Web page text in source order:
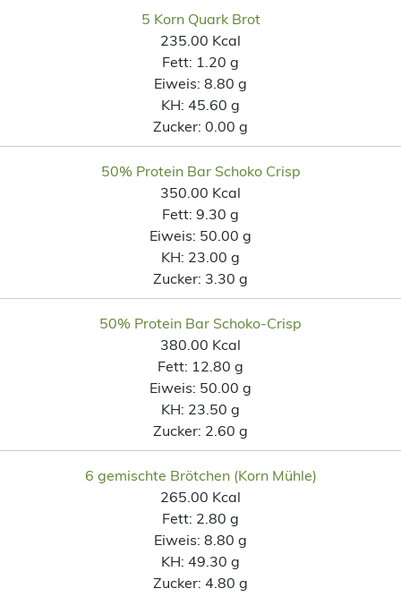
5 Korn Quark Brot
235.00 Kcal
Fett: 1.20 g
Eiweis: 8.80 g
KH: 45.60 g
Zucker: 0.00 g
50% Protein Bar Schoko Crisp
350.00 Kcal
Fett: 9.30 g
Eiweis: 50.00 g
KH: 23.00 g
Zucker: 3.30 g
50% Protein Bar Schoko-Crisp
380.00 Kcal
Fett: 12.80 g
Eiweis: 50.00 g
KH: 23.50 g
Zucker: 2.60 g
6 gemischte Brötchen (Korn Mühle)
265.00 Kcal
Fett: 2.80 g
Eiweis: 8.80 g
KH: 49.30 g
Zucker: 4.80 g